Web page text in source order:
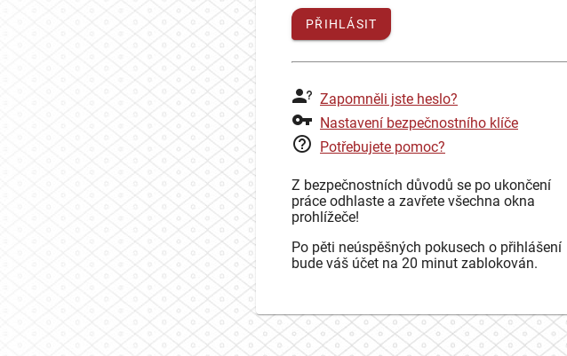
PŘIHLÁSIT
Zapomněli jste heslo?
Nastavení bezpečnostního klíče
Potřebujete pomoc?
Z bezpečnostních důvodů se po ukončení
práce odhlaste a zavřete všechna okna
prohlížeče!
Po pěti neúspěšných pokusech o přihlášení
bude váš účet na 20 minut zablokován.